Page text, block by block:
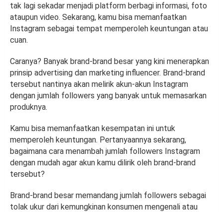
tak lagi sekadar menjadi platform berbagi informasi, foto
ataupun video. Sekarang, kamu bisa memanfaatkan
Instagram sebagai tempat memperoleh keuntungan atau
cuan.
Caranya? Banyak brand-brand besar yang kini menerapkan
prinsip advertising dan marketing influencer. Brand-brand
tersebut nantinya akan melirik akun-akun Instagram
dengan jumlah followers yang banyak untuk memasarkan
produknya.
Kamu bisa memanfaatkan kesempatan ini untuk
memperoleh keuntungan. Pertanyaannya sekarang,
bagaimana cara menambah jumlah followers Instagram
dengan mudah agar akun kamu dilirik oleh brand-brand
tersebut?
Brand-brand besar memandang jumlah followers sebagai
tolak ukur dari kemungkinan konsumen mengenali atau